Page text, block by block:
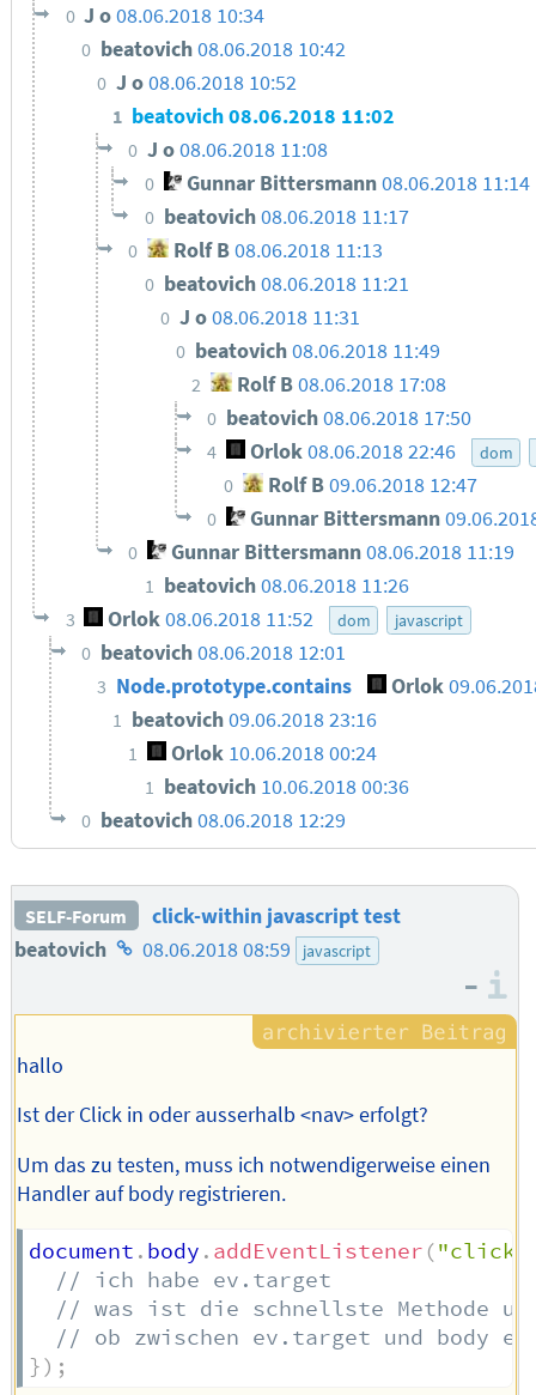
0 J o08.06.2018 10:34
0 beatovich08.06.2018 10:42
0 J o08.06.2018 10:52
1 beatovich08.06.2018 11:02
0 J o08.06.2018 11:08
0 Gunnar Bittersmann08.06.2018 11:14
0 beatovich08.06.2018 11:17
0 Rolf B08.06.2018 11:13
0 beatovich08.06.2018 11:21
0 J o08.06.2018 11:31
0 beatovich08.06.2018 11:49
2 Rolf B08.06.2018 17:08
0 beatovich08.06.2018 17:50
4 Orlok08.06.2018 22:46 dom
0 Rolf B09.06.2018 12:47
0 Gunnar Bittersmann
0 Gunnar Bittersmann08.06.2018 11:19
1 beatovich08.06.2018 11:26
3 Orlok08.06.2018 11:52 dom javascript
0 beatovich08.06.2018 12:01
3 Node.prototype.contains Orlok
1 beatovich09.06.2018 23:16
1 Orlok 10.06.2018 00:24
1 beatovich 10.06.2018 00:36
0 beatovich08.06.2018 12:29
SELF-Forum
click-within javascript test
beatovich Homepage
Autors
08.06.2018 08:59 javascript
–
hallo
Ist der Click in oder ausserhalb <nav> erfolgt?
Um das zu testen, muss ich notwendigerweise einen
Handler auf body registrieren.
document . body . addEventListener ("click"
// ich habe ev.target
// was ist die schnellste Methode
// ob zwischen ev.target und body
}) ;